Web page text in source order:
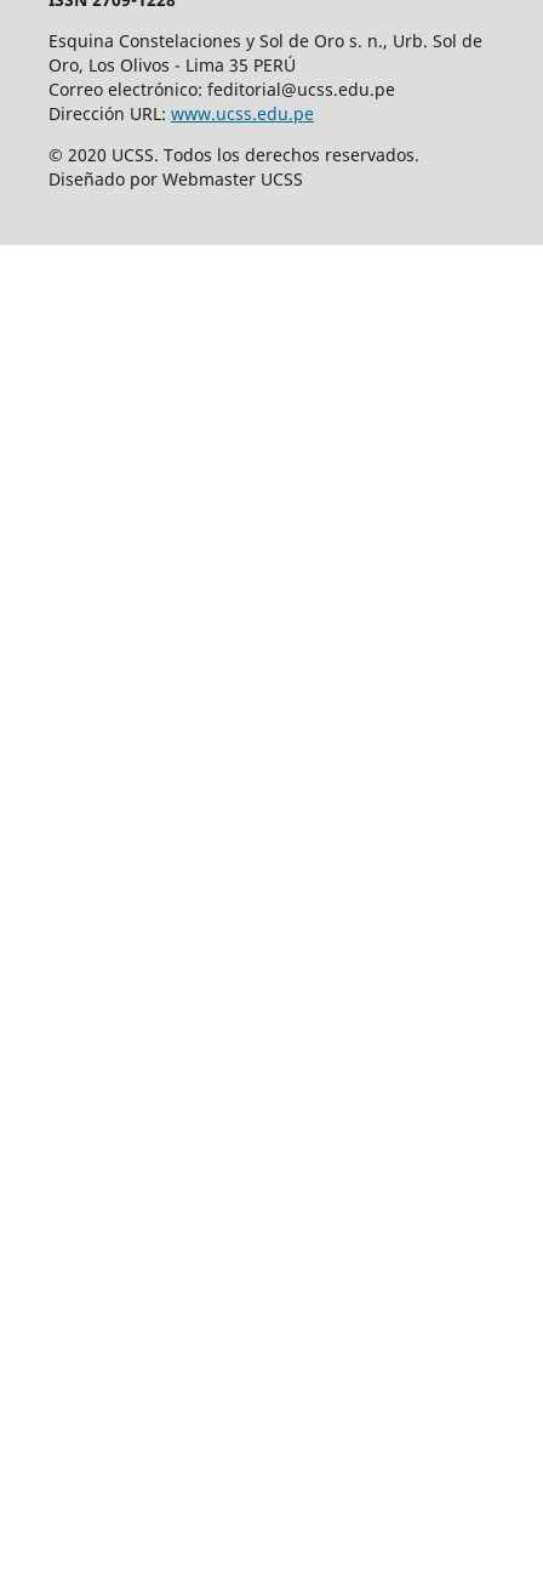
Esquina Constelaciones y Sol de Oro s. n., Urb. Sol de
Oro, Los Olivos - Lima 35 PERÚ
Correo electrónico: feditorial@ucss.edu.pe
Dirección URL: www.ucss.edu.pe
© 2020 UCSS. Todos los derechos reservados.
Diseñado por Webmaster UCSS